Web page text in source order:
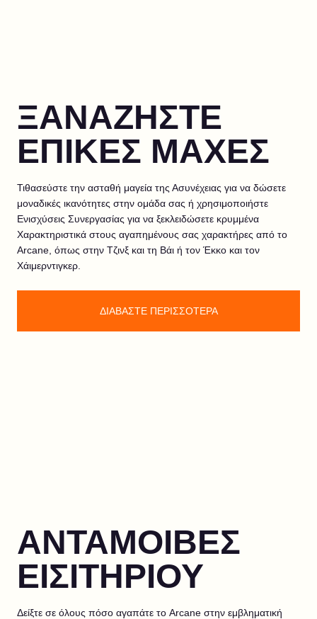
ΞΑΝΑΖΗΣΤΕ
ΕΠΙΚΕΣ ΜΑΧΕΣ
Τιθασεύστε την ασταθή μαγεία της Ασυνέχειας για να δώσετε
μοναδικές ικανότητες στην ομάδα σας ή χρησιμοποιήστε
Ενισχύσεις Συνεργασίας για να ξεκλειδώσετε κρυμμένα
Χαρακτηριστικά στους αγαπημένους σας χαρακτήρες από το
Arcane, όπως στην Τζινξ και τη Βάι ή τον Έκκο και τον
Χάιμερντιγκερ.
ΔΙΑΒΑΣΤΕ ΠΕΡΙΣΣΟΤΕΡΑ
ΑΝΤΑΜΟΙΒΕΣ
ΕΙΣΙΤΗΡΙΟΥ
Δείξτε σε όλους πόσο αγαπάτε το Arcane στην εμβληματική